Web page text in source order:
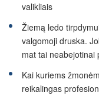
valikliais
Žiemą ledo
valgomoji druska.
mat tai neabejotinai
Kai kuriems
reikalingas